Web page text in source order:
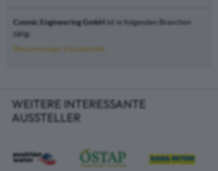
Cosmic Engineering GmbH ist in folgenden Branchen
tätig:
Wasserversorger & Kanaltechnik
WEITERE INTERESSANTE
AUSSTELLER